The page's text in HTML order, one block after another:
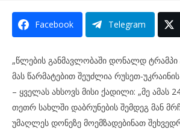
Facebook Telegram
„წლების განმავლობაში დონალდ
მას წარმატებით შეუძლია რუსეთ-
– ყველას ახსოვს მისი ქადილი: „მე ამას
თეთრ სახლში დაბრუნების შემდეგ მან
უმაღლეს დონეზე მოემზადებინათ